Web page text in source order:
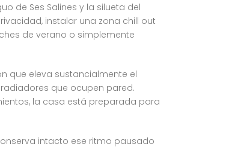
de Ses Salines y la silueta del
instalar una zona chill out
de verano o simplemente
que eleva sustancialmente el
que ocupen pared.
la casa está preparada para
intacto ese ritmo pausado